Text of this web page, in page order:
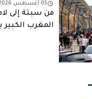
05 أغسطس 2026 | 20:40
من سبتة إلى
المغرب الكبير